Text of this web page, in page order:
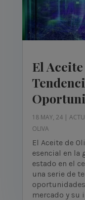
El
18 MAY, 24|
OLIVA
El Aceite de
esencial en la
estado en el
una serie de
mercado y su